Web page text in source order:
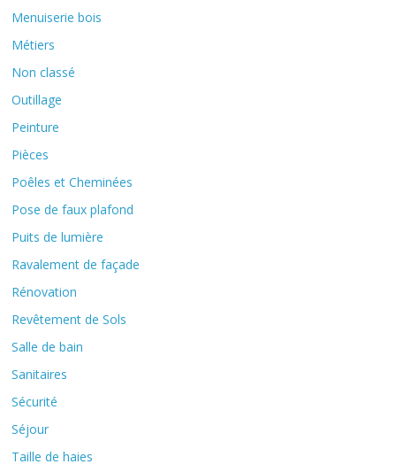
Menuiserie bois
Métiers
Non classé
Outillage
Peinture
Pièces
Poêles et Cheminées
Pose de faux plafond
Puits de lumière
Ravalement de façade
Rénovation
Revêtement de Sols
Salle de bain
Sanitaires
Sécurité
Séjour
Taille de haies